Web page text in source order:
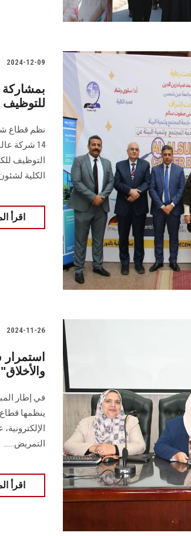
2024-12-09
للتوظيف 2024/2025
نظم قطاع
14 شركة
التوظيف
الكلية
اقرأ
2024-11-26
في إطار
‏ينظمها
التمريض......
اقرأ